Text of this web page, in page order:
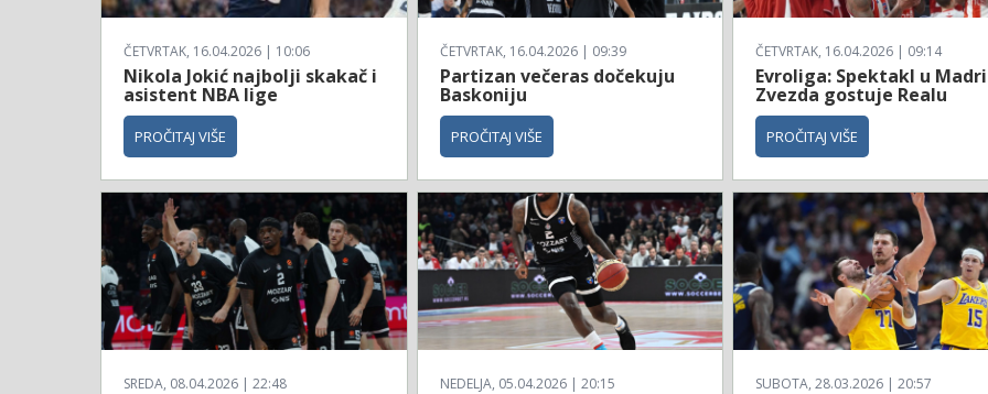
ČETVRTAK, 16.04.2026 | 10:06
Nikola Jokić najbolji skakač i
asistent NBA lige
PROČITAJ VIŠE
ČETVRTAK, 16.04.2026 | 09:39
Partizan večeras dočekuju
Baskoniju
PROČITAJ VIŠE
ČETVRTAK, 16.04.2026 | 09:14
Evroliga: Spektakl u
Zvezda gostuje Realu
PROČITAJ VIŠE
SREDA, 08.04.2026 | 22:48 NEDELJA, 05.04.2026 | 20:15 SUBOTA, 28.03.2026 | 20:57